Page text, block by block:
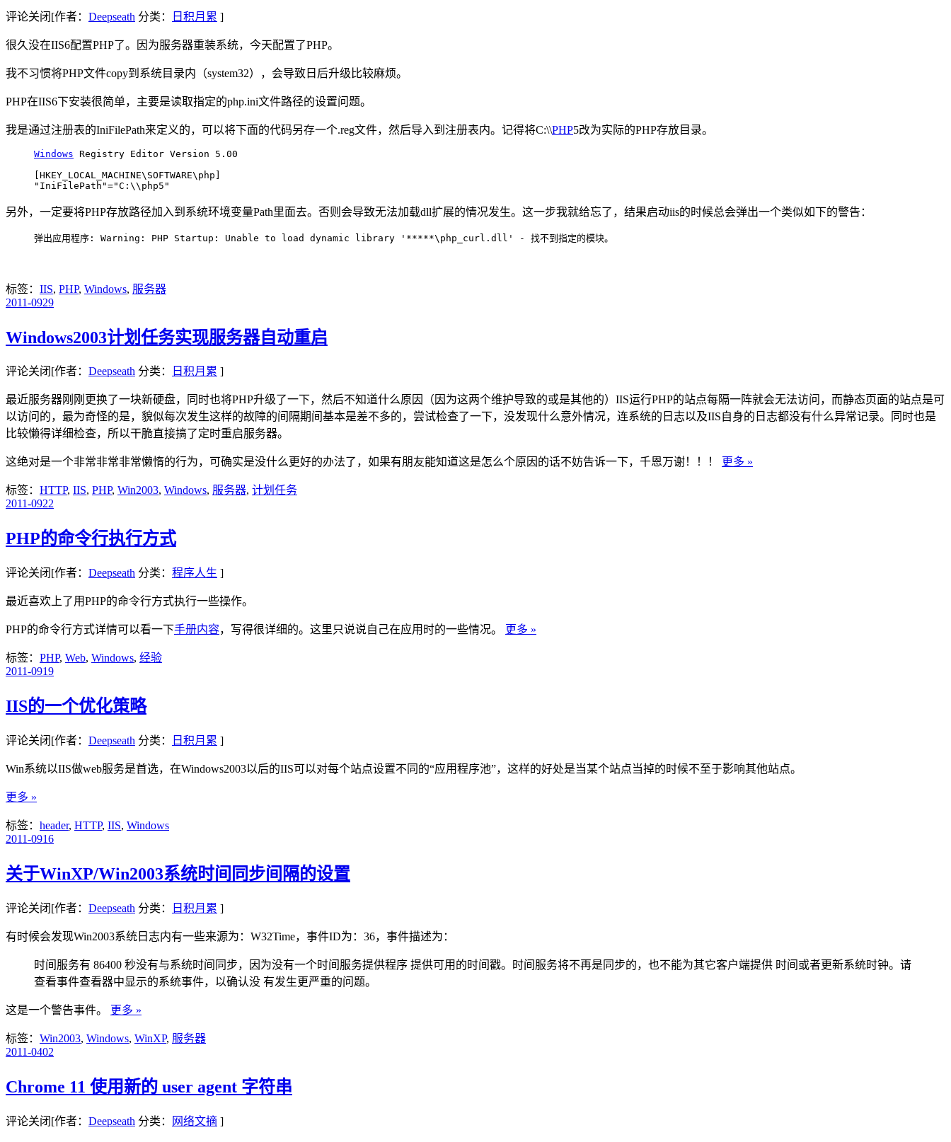
评论关闭 [作者： Deepseath 分类： 日积月累 ]
很久没在IIS6配置PHP了。因为服务器重装系统，今天配置了PHP。
我不习惯将PHP文件copy到系统目录内（system32），会导致日后升级比较麻烦。
PHP在IIS6下安装很简单，主要是读取指定的php.ini文件路径的设置问题。
我是通过注册表的IniFilePath来定义的，可以将下面的代码另存一个.reg文件，然后导入到注册表内。记得将C:\\PHP5改为实际的PHP存放目录。
Windows Registry Editor Version 5.00
[HKEY_LOCAL_MACHINE\SOFTWARE\php]
另外，一定要将PHP存放路径加入到系统环境变量Path里面去。否则会导致无法加载dll扩展的情况发生。这一步我就给忘了，结果启动iis的时候总会弹出一个类似如下的警告：
弹出应用程序: Warning: PHP Startup: Unable to load dynamic library '*****\php_curl.dll' - 找不到指定的模块。
标签： IIS, PHP, Windows, 服务器
2011-0929
Windows2003计划任务实现服务器自动重启
评论关闭 [作者： Deepseath 分类： 日积月累 ]
最近服务器刚刚更换了一块新硬盘，同时也将PHP升级了一下，然后不知道什么原因（因为这两个维护导致的或是其他的）IIS运行PHP的站点每隔一阵就会无法访问，而静态页面的站点是可
以访问的，最为奇怪的是，貌似每次发生这样的故障的间隔期间基本是差不多的，尝试检查了一下，没发现什么意外情况，连系统的日志以及IIS自身的日志都没有什么异常记录。同时也是
比较懒得详细检查，所以干脆直接搞了定时重启服务器。
这绝对是一个非常非常非常懒惰的行为，可确实是没什么更好的办法了，如果有朋友能知道这是怎么个原因的话不妨告诉一下，千恩万谢！！！ 更多 »
标签： HTTP, IIS, PHP, Win2003, Windows, 服务器, 计划任务
2011-0922
PHP的命令行执行方式
评论关闭 [作者： Deepseath 分类： 程序人生 ]
最近喜欢上了用PHP的命令行方式执行一些操作。
PHP的命令行方式详情可以看一下手册内容，写得很详细的。这里只说说自己在应用时的一些情况。 更多 »
标签： PHP, Web, Windows, 经验
2011-0919
IIS的一个优化策略
评论关闭 [作者： Deepseath 分类： 日积月累 ]
Win系统以IIS做web服务是首选，在Windows2003以后的IIS可以对每个站点设置不同的“应用程序池”，这样的好处是当某个站点当掉的时候不至于影响其他站点。
更多 »
标签： header, HTTP, IIS, Windows
2011-0916
关于WinXP/Win2003系统时间同步间隔的设置
评论关闭 [作者： Deepseath 分类： 日积月累 ]
有时候会发现Win2003系统日志内有一些来源为：W32Time，事件ID为：36，事件描述为：
时间服务有 86400 秒没有与系统时间同步，因为没有一个时间服务提供程序 提供可用的时间戳。时间服务将不再是同步的，也不能为其它客户端提供 时间或者更新系统时钟。请
查看事件查看器中显示的系统事件，以确认没 有发生更严重的问题。
这是一个警告事件。 更多 »
标签： Win2003, Windows, WinXP, 服务器
2011-0402
Chrome 11 使用新的 user agent 字符串
评论关闭 [作者： Deepseath 分类： 网络文摘 ]